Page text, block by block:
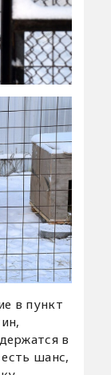
в пункт
в
шанс,